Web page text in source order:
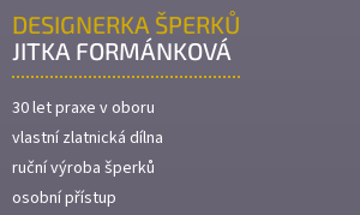
DESIGNERKA ŠPERKŮ
JITKA FORMÁNKOVÁ
30 let praxe v oboru
vlastní zlatnická dílna
ruční výroba šperků
osobní přístup